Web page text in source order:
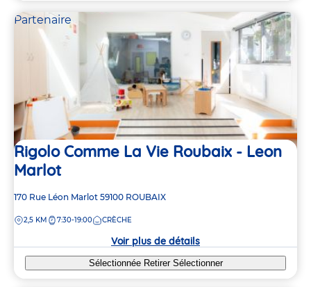
Partenaire
Rigolo Comme La Vie Roubaix - Leon
Marlot
Adresse
la
170 Rue Léon Marlot 59100 ROUBAIX
DISTANCE
2,5 KM 7:30-19:00 CRÈCHE
Voir plus de détails
Sélectionnée Retirer Sélectionner